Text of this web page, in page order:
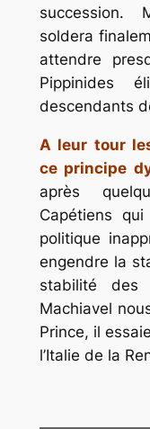
succession.
soldera
attendre
Pippinides
descendants
A leur tour
ce principe
après
Capétiens
politique
engendre la
stabilité des
Machiavel
Prince, il
l’Italie de la